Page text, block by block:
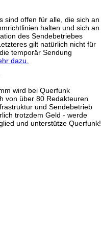
sind offen für alle, die sich an
halten und sich an
des Sendebetriebes
gilt natürlich nicht für
temporär Sendung
dazu.
wird bei Querfunk
von über 80 Redakteuren
und Sendebetrieb
trotzdem Geld - werde
und unterstütze Querfunk!